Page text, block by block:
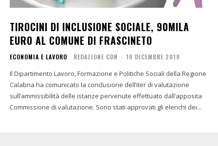
TIROCINI DI INCLUSIONE SOCIALE, 90MILA
EURO AL COMUNE DI FRASCINETO
ECONOMIA E LAVORO REDAZIONE CDN - 10 DICEMBRE 2019
Il Dipartimento Lavoro, Formazione e Politiche Sociali della Regione
Calabria ha comunicato la conclusione dell’iter di valutazione
sull’ammissibilità delle istanze pervenute effettuato dall’apposita
Commissione di valutazione. Sono stati approvati gli elenchi dei...